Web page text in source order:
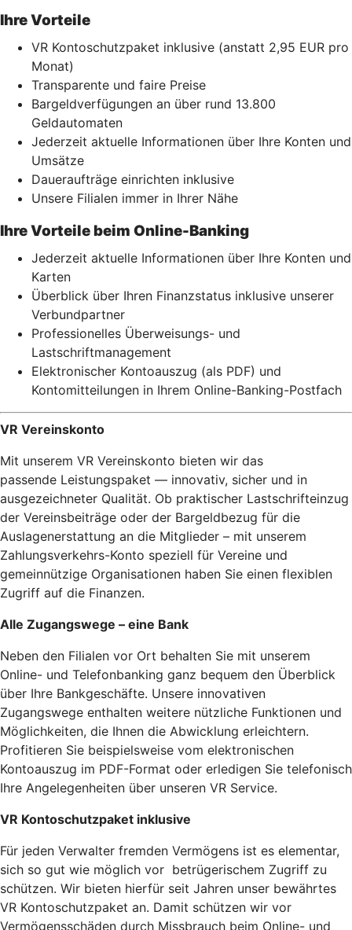
Ihre Vorteile
VR Kontoschutzpaket inklusive (anstatt 2,95 EUR pro
Monat)
Transparente und faire Preise
Bargeldverfügungen an über rund 13.800
Geldautomaten
Jederzeit aktuelle Informationen über Ihre Konten und
Umsätze
Daueraufträge einrichten inklusive
Unsere Filialen immer in Ihrer Nähe
Ihre Vorteile beim Online-Banking
Jederzeit aktuelle Informationen über Ihre Konten und
Karten
Überblick über Ihren Finanzstatus inklusive unserer
Verbundpartner
Professionelles Überweisungs- und
Lastschriftmanagement
Elektronischer Kontoauszug (als PDF) und
Kontomitteilungen in Ihrem Online-Banking-Postfach
VR Vereinskonto
Mit unserem VR Vereinskonto bieten wir das
passende Leistungspaket — innovativ, sicher und in
ausgezeichneter Qualität. Ob praktischer Lastschrifteinzug
der Vereinsbeiträge oder der Bargeldbezug für die
Auslagenerstattung an die Mitglieder – mit unserem
Zahlungsverkehrs-Konto speziell für Vereine und
gemeinnützige Organisationen haben Sie einen flexiblen
Zugriff auf die Finanzen.
Alle Zugangswege – eine Bank
Neben den Filialen vor Ort behalten Sie mit unserem
Online- und Telefonbanking ganz bequem den Überblick
über Ihre Bankgeschäfte. Unsere innovativen
Zugangswege enthalten weitere nützliche Funktionen und
Möglichkeiten, die Ihnen die Abwicklung erleichtern.
Profitieren Sie beispielsweise vom elektronischen
Kontoauszug im PDF-Format oder erledigen Sie telefonisch
Ihre Angelegenheiten über unseren VR Service.
VR Kontoschutzpaket inklusive
Für jeden Verwalter fremden Vermögens ist es elementar,
sich so gut wie möglich vor betrügerischem Zugriff zu
schützen. Wir bieten hierfür seit Jahren unser bewährtes
VR Kontoschutzpaket an. Damit schützen wir vor
Vermögensschäden durch Missbrauch beim Online- und